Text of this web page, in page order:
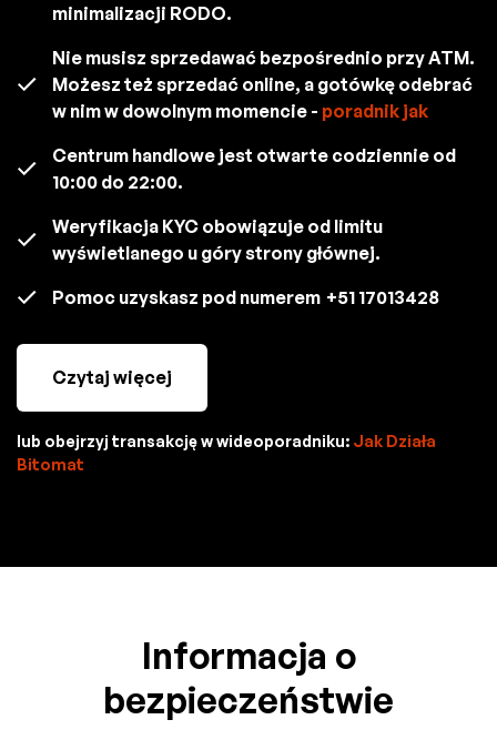
minimalizacji RODO.
Nie musisz sprzedawać bezpośrednio przy ATM.
Możesz też sprzedać online, a gotówkę odebrać
w nim w dowolnym momencie - poradnik jak
Centrum handlowe jest otwarte codziennie od
10:00 do 22:00.
Weryfikacja KYC obowiązuje od limitu
wyświetlanego u góry strony głównej.
Pomoc uzyskasz pod numerem +51 17013428
Czytaj więcej
lub obejrzyj transakcję w wideoporadniku: Jak Działa
Bitomat
Informacja o
bezpieczeństwie